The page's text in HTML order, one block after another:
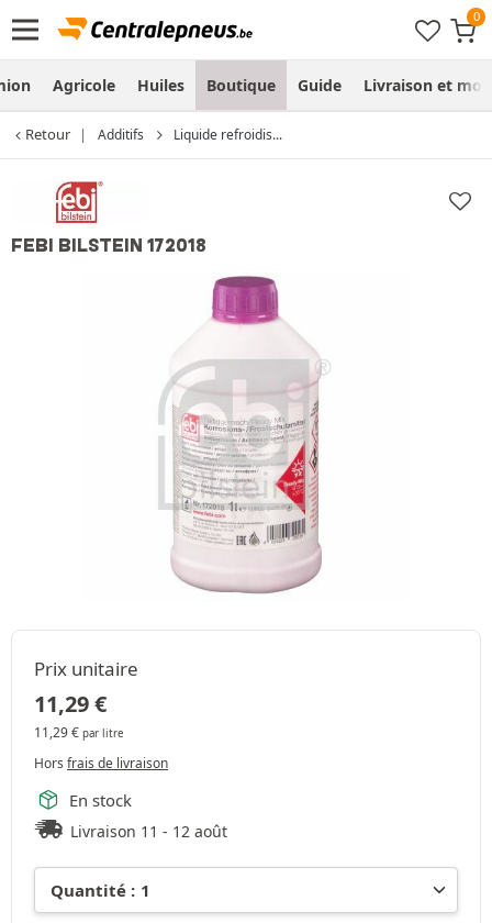
Agricole Huiles Boutique Guide Livraison et
Retour Additifs Liquide refroidis...
FEBI BILSTEIN 172018
Prix unitaire
11,29€
11,29€ par litre
Hors frais de livraison
En stock
Livraison 11 - 12 août